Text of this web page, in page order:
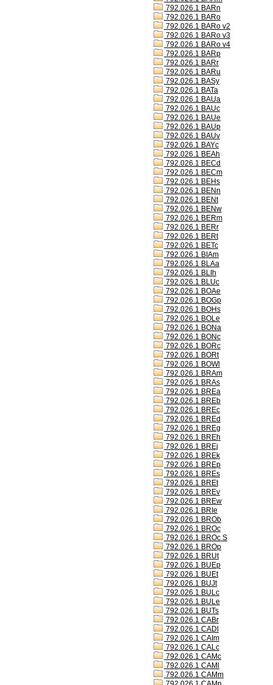
792.026.1 BARn
792.026.1 BARo
792.026.1 BARo v2
792.026.1 BARo v3
792.026.1 BARo v4
792.026.1 BARp
792.026.1 BARr
792.026.1 BARu
792.026.1 BASy
792.026.1 BATa
792.026.1 BAUa
792.026.1 BAUc
792.026.1 BAUe
792.026.1 BAUp
792.026.1 BAUv
792.026.1 BAYc
792.026.1 BEAh
792.026.1 BECd
792.026.1 BECm
792.026.1 BEHs
792.026.1 BENn
792.026.1 BENt
792.026.1 BENw
792.026.1 BERm
792.026.1 BERr
792.026.1 BERt
792.026.1 BETc
792.026.1 BIAm
792.026.1 BLAa
792.026.1 BLIh
792.026.1 BLUc
792.026.1 BOAe
792.026.1 BOGp
792.026.1 BOHs
792.026.1 BOLe
792.026.1 BONa
792.026.1 BONc
792.026.1 BORc
792.026.1 BORt
792.026.1 BOWl
792.026.1 BRAm
792.026.1 BRAs
792.026.1 BREa
792.026.1 BREb
792.026.1 BREc
792.026.1 BREd
792.026.1 BREg
792.026.1 BREh
792.026.1 BREj
792.026.1 BREk
792.026.1 BREp
792.026.1 BREs
792.026.1 BREt
792.026.1 BREv
792.026.1 BREw
792.026.1 BRIe
792.026.1 BROb
792.026.1 BROc
792.026.1 BROc S
792.026.1 BROp
792.026.1 BRUt
792.026.1 BUEp
792.026.1 BUEt
792.026.1 BUJt
792.026.1 BULc
792.026.1 BULe
792.026.1 BUTs
792.026.1 CABr
792.026.1 CADl
792.026.1 CAIm
792.026.1 CALc
792.026.1 CAMc
792.026.1 CAMl
792.026.1 CAMm